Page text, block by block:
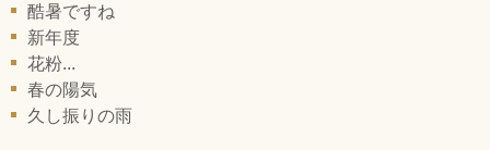
酷暑ですね
新年度
花粉...
春の陽気
久し振りの雨